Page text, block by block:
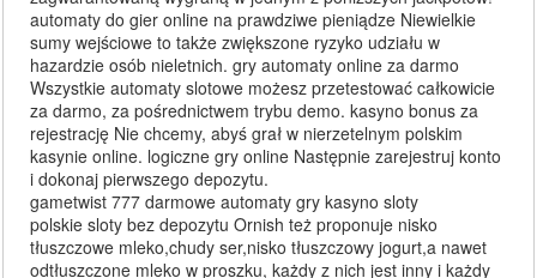
automaty do gier online na prawdziwe pieniądze Niewielkie
sumy wejściowe to także zwiększone ryzyko udziału w
hazardzie osób nieletnich. gry automaty online za darmo
Wszystkie automaty slotowe możesz przetestować całkowicie
za darmo, za pośrednictwem trybu demo. kasyno bonus za
rejestrację Nie chcemy, abyś grał w nierzetelnym polskim
kasynie online. logiczne gry online Następnie zarejestruj konto
i dokonaj pierwszego depozytu.
gametwist 777 darmowe automaty gry kasyno sloty
polskie sloty bez depozytu Ornish też proponuje nisko
tłuszczowe mleko,chudy ser,nisko tłuszczowy jogurt,a nawet
odtłuszczone mleko w proszku, każdy z nich jest inny i każdy